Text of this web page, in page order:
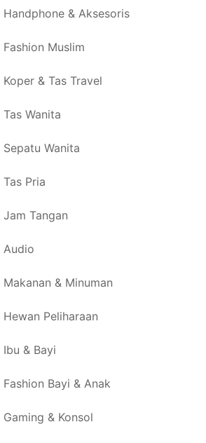
Handphone & Aksesoris
Fashion Muslim
Koper & Tas Travel
Tas Wanita
Sepatu Wanita
Tas Pria
Jam Tangan
Audio
Makanan & Minuman
Hewan Peliharaan
Ibu & Bayi
Fashion Bayi & Anak
Gaming & Konsol